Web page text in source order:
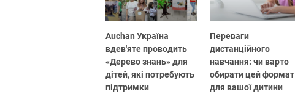
Auchan Україна
вдев'яте проводить
«Дерево знань» для
дітей, які потребують
підтримки
Переваги
дистанційного
навчання: чи варто
обирати цей формат
для вашої дитини